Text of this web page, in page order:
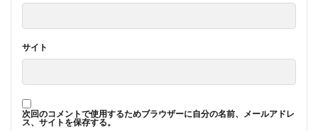
サイト
次回のコメントで使用するためブラウザーに自分の名前、メールアドレ
ス、サイトを保存する。